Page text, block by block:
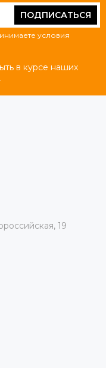
ПОДПИСАТЬСЯ
условия
в курсе наших
, 19